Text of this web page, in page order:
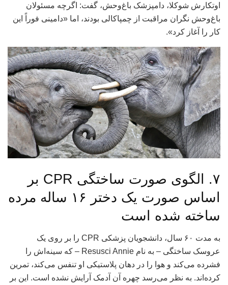
اوتکارش شوکلا، دامپزشک باغ‌وحش، گفت: اگرچه مسئولان
باغ‌وحش نگران مراقبت از چمپاکالی بودند، اما «دامینی فوراً این
کار را آغاز کرد».
۷. الگوی صورت ساختگی CPR بر
اساس صورت یک دختر ۱۶ ساله مرده
ساخته شده است
به مدت ۶۰ سال، دانشجویان پزشکی CPR را بر روی یک
عروسک ساختگی – به نام Resusci Annie – که سینه‌اش را
فشرده می‌کند و هوا را در دهان پلاستیکی او تنفس می‌کند، تمرین
کرده‌اند. به نظر می‌رسد چهره آن آدمک آرایش نشده است. این بر